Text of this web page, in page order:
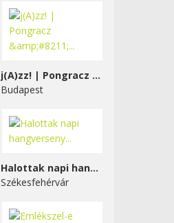
j(A)zz! | Pongracz &#8211;...
Budapest
Halottak napi hangverseny...
Székesfehérvár